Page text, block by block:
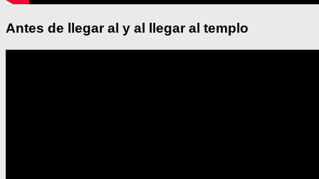
Antes de llegar al y al llegar al templo